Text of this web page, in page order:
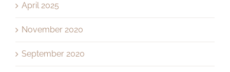
April 2025
November 2020
September 2020